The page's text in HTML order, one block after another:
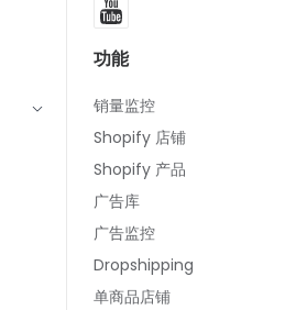
功能
销量监控
Shopify 店铺
Shopify 产品
广告库
广告监控
Dropshipping
单商品店铺